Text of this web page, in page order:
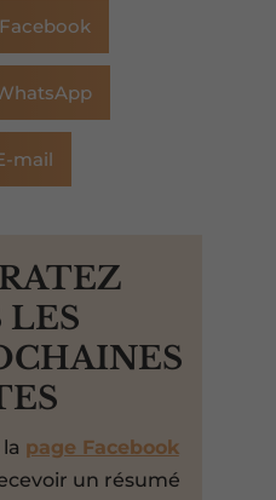
mail
LES
page Facebook
un résumé